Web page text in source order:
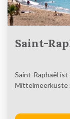
Saint-
Saint-Raphaël
Mittelmeerküste